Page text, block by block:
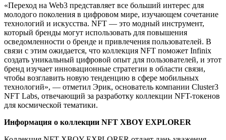
«Переход на Web3 представляет все больший интерес для
молодого поколения в цифровом мире, изучающем сочетание
технологий и искусства. NFT — это модный инструмент,
который бренды могут использовать для повышения
осведомленности о бренде и привлечения пользователей. В
связи с этим ожидается, что коллекция NFT поможет Infinix
создать уникальный цифровой опыт для пользователей, и этот
бренд изучает инновационные стратегии в области связи,
чтобы возглавить новую тенденцию в сфере мобильных
технологий», — отметил Эрик, основатель компании Cluster3
NFT Labs, отвечающий за разработку коллекции NFT-токенов
для космической тематики.
Информация о коллекции NFT XBOY EXPLORER